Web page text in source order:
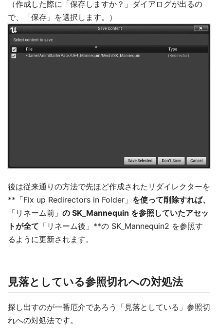
（作成した際に「保存しますか？」ダイアログが出るの
で、「保存」を選択します。）
後は従来通りの方法で先ほど作成されたリダイレクターを
**「Fix up Redirectors in Folder」 を使って削除すれば、
「リネーム前」 の SK_Mannequin を参照していたアセッ
トが全て 「リネーム後」**の SK_Mannequin2 を参照す
るように更新されます。
見落としている参照切れへの対処法
探し出すのが一番厄介であろう「見落としている」参照切
れへの対処法です。